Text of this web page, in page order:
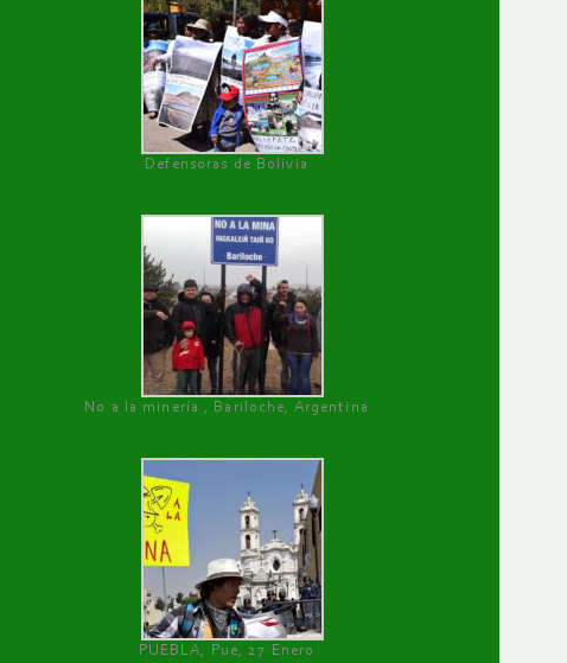
Defensoras de Bolivia
No a la minería , Bariloche, Argentina
PUEBLA, Pue, 27 Enero